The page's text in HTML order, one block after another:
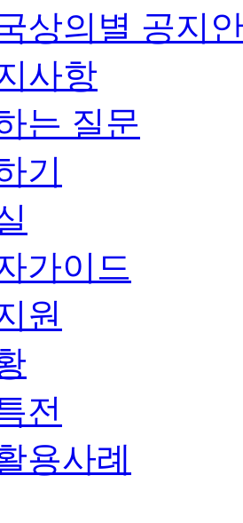
상의별 공지
사항
는 질문
기
가이드
원
전
용사례